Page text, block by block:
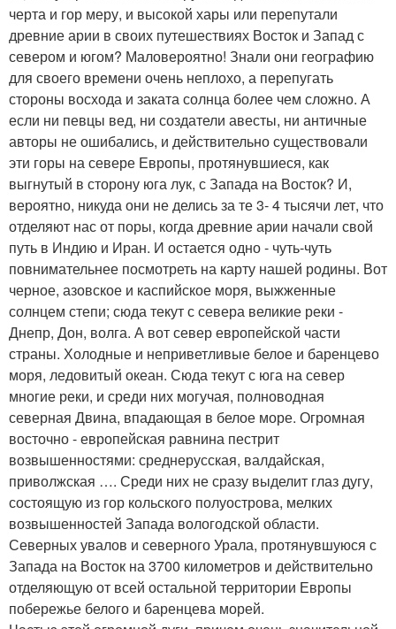
черта и гор меру, и высокой хары или перепутали
древние арии в своих путешествиях Восток и Запад с
севером и югом? Маловероятно! Знали они географию
для своего времени очень неплохо, а перепугать
стороны восхода и заката солнца более чем сложно. А
если ни певцы вед, ни создатели авесты, ни античные
авторы не ошибались, и действительно существовали
эти горы на севере Европы, протянувшиеся, как
выгнутый в сторону юга лук, с Запада на Восток? И,
вероятно, никуда они не делись за те 3- 4 тысячи лет, что
отделяют нас от поры, когда древние арии начали свой
путь в Индию и Иран. И остается одно - чуть-чуть
повнимательнее посмотреть на карту нашей родины. Вот
черное, азовское и каспийское моря, выжженные
солнцем степи; сюда текут с севера великие реки -
Днепр, Дон, волга. А вот север европейской части
страны. Холодные и неприветливые белое и баренцево
моря, ледовитый океан. Сюда текут с юга на север
многие реки, и среди них могучая, полноводная
северная Двина, впадающая в белое море. Огромная
восточно - европейская равнина пестрит
возвышенностями: среднерусская, валдайская,
приволжская …. Среди них не сразу выделит глаз дугу,
состоящую из гор кольского полуострова, мелких
возвышенностей Запада вологодской области.
Северных увалов и северного Урала, протянувшуюся с
Запада на Восток на 3700 километров и действительно
отделяющую от всей остальной территории Европы
побережье белого и баренцева морей.